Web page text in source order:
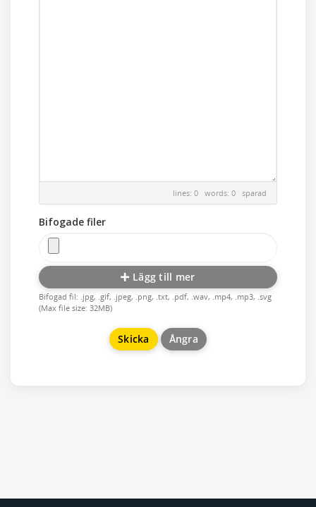
lines: 0 words: 0 sparad
Bifogade filer
Lägg till mer
Bifogad fil: .jpg, .gif, .jpeg, .png, .txt, .pdf, .wav, .mp4, .mp3, .svg
(Max file size: 32MB)
Ångra